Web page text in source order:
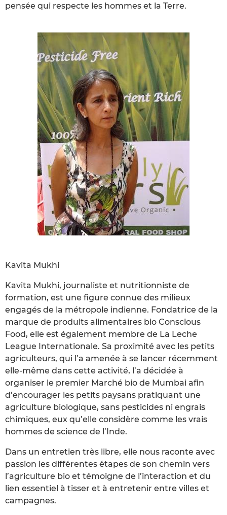
pensée qui respecte les hommes et la Terre.
Kavita Mukhi
Kavita Mukhi, journaliste et nutritionniste de
formation, est une figure connue des milieux
engagés de la métropole indienne. Fondatrice de la
marque de produits alimentaires bio Conscious
Food, elle est également membre de La Leche
League Internationale. Sa proximité avec les petits
agriculteurs, qui l’a amenée à se lancer récemment
elle-même dans cette activité, l’a décidée à
organiser le premier Marché bio de Mumbai afin
d’encourager les petits paysans pratiquant une
agriculture biologique, sans pesticides ni engrais
chimiques, eux qu’elle considère comme les vrais
hommes de science de l’Inde.
Dans un entretien très libre, elle nous raconte avec
passion les différentes étapes de son chemin vers
l’agriculture bio et témoigne de l’interaction et du
lien essentiel à tisser et à entretenir entre villes et
campagnes.